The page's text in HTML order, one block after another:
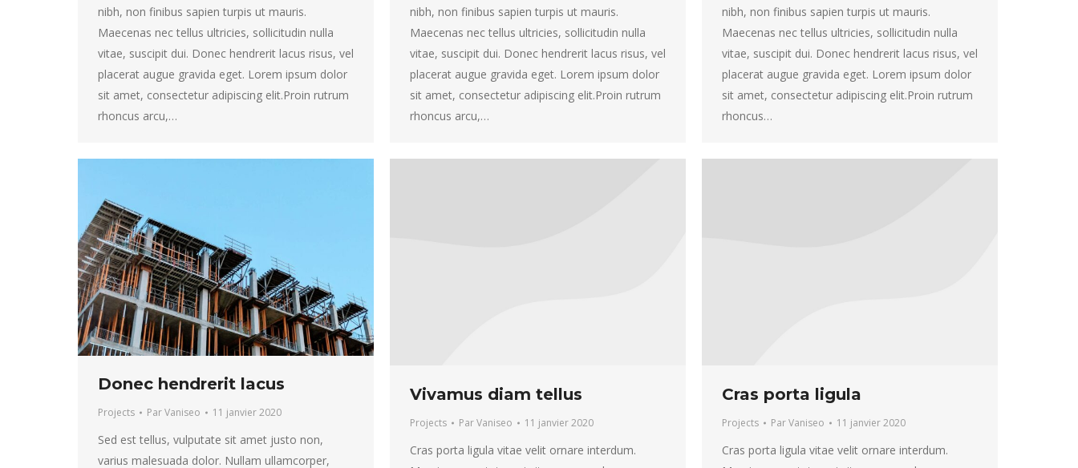
nibh, non finibus sapien turpis ut mauris.
Maecenas nec tellus ultricies, sollicitudin nulla
vitae, suscipit dui. Donec hendrerit lacus risus, vel
placerat augue gravida eget. Lorem ipsum dolor
sit amet, consectetur adipiscing elit.Proin rutrum
rhoncus arcu,…
nibh, non finibus sapien turpis ut mauris.
Maecenas nec tellus ultricies, sollicitudin nulla
vitae, suscipit dui. Donec hendrerit lacus risus, vel
placerat augue gravida eget. Lorem ipsum dolor
sit amet, consectetur adipiscing elit.Proin rutrum
rhoncus arcu,…
nibh, non finibus sapien turpis ut mauris.
Maecenas nec tellus ultricies, sollicitudin nulla
vitae, suscipit dui. Donec hendrerit lacus risus, vel
placerat augue gravida eget. Lorem ipsum dolor
sit amet, consectetur adipiscing elit.Proin rutrum
rhoncus…
Donec hendrerit lacus
Projects ParVaniseo 11 janvier 2020
Sed est tellus, vulputate sit amet justo non,
varius malesuada dolor. Nullam ullamcorper,
Vivamus diam tellus
Projects ParVaniseo 11 janvier 2020
Cras porta ligula vitae velit ornare interdum.
Cras porta ligula
Projects ParVaniseo 11 janvier 2020
Cras porta ligula vitae velit ornare interdum.